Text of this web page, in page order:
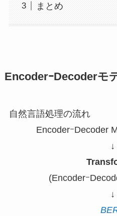
まとめ
EncoderｰDecoderモ
自然言語処理の流れ
EncoderｰDecoder
↓
(Encoderｰ
↓